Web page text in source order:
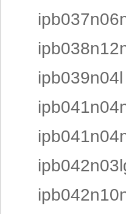
ipb039n04l